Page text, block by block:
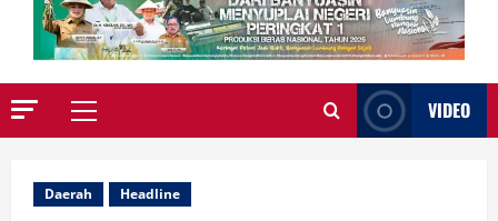
Primary
VIDEO
Daerah Headline